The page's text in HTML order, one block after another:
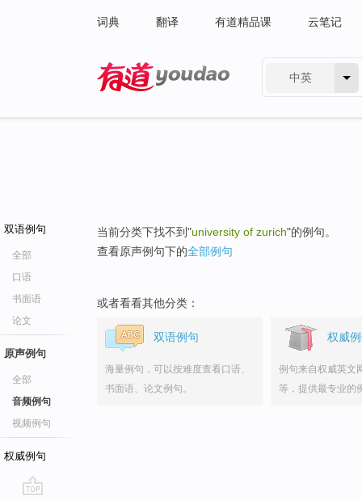
词典 翻译 有道精品课 云笔记
中英
双语例句
全部
口语
书面语
论文
原声例句
全部
音频例句
视频例句
权威例句
当前分类下找不到"university of zurich"的例句。
查看原声例句下的全部例句
或者看看其他分类：
双语例句
海量例句，可以按难度查看口语、
书面语、论文例句。
权威
例句来自权威英文
等，提供最专业的